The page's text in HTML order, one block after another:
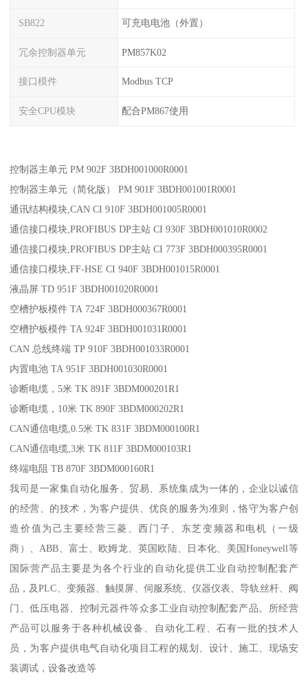
SB822 可充电电池（外置）
冗余控制器单元 PM857K02
接口模件 Modbus TCP
安全CPU模块 配合PM867使用
控制器主单元 PM 902F 3BDH001000R0001
控制器主单元（简化版） PM 901F 3BDH001001R0001
通讯结构模块,CAN CI 910F 3BDH001005R0001
通信接口模块,PROFIBUS DP主站 CI 930F 3BDH001010R0002
通信接口模块,PROFIBUS DP主站 CI 773F 3BDH000395R0001
通信接口模块,FF-HSE CI 940F 3BDH001015R0001
液晶屏 TD 951F 3BDH001020R0001
空槽护板模件 TA 724F 3BDH000367R0001
空槽护板模件 TA 924F 3BDH001031R0001
CAN 总线终端 TP 910F 3BDH001033R0001
内置电池 TA 951F 3BDH001030R0001
诊断电缆，5米 TK 891F 3BDM000201R1
诊断电缆，10米 TK 890F 3BDM000202R1
CAN通信电缆,0.5米 TK 831F 3BDM000100R1
CAN通信电缆,3米 TK 811F 3BDM000103R1
终端电阻 TB 870F 3BDM000160R1
我司是一家集自动化服务、贸易、系统集成为一体的，企业以诚信
的经营、的技术，为客户提供、优良的服务为准则，恪守为客户创
造价值为己主要经营三菱、西门子、东芝变频器和电机（一级
商）、ABB、富士、欧姆龙、英国欧陆、日本化、美国Honeywell等
国际营产品主要是为各个行业的自动化提供工业自动控制配套产
品，及PLC、变频器、触摸屏、伺服系统、仪器仪表、导轨丝杆、阀
门、低压电器、控制元器件等众多工业自动控制配套产品。所经营
产品可以服务于各种机械设备、自动化工程、石有一批的技术人
员，为客户提供电气自动化项目工程的规划、设计、施工、现场安
装调试，设备改造等